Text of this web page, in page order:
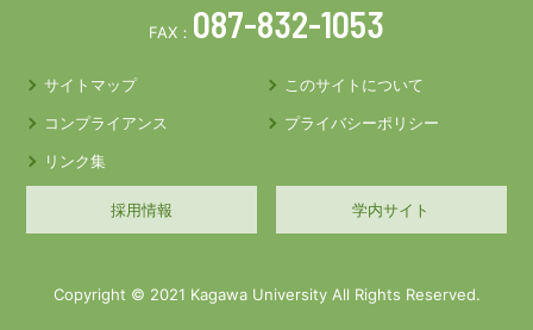
FAX： 087-832-1053
サイトマップ
このサイトについて
コンプライアンス
プライバシーポリシー
リンク集
採用情報 学内サイト
Copyright © 2021 Kagawa University All Rights Reserved.